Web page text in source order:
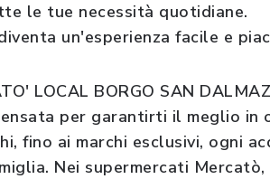
le tue necessità quotidiane.
un'esperienza facile e
LOCAL BORGO SAN
per garantirti il meglio in
fino ai marchi esclusivi, ogni
Nei supermercati